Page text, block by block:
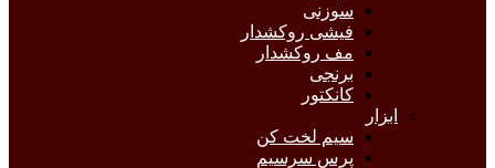
سوزنی
فیشی روکشدار
مف روکشدار
برنجی
کانکتور
ابزار
سیم لخت کن
پرس سرسیم